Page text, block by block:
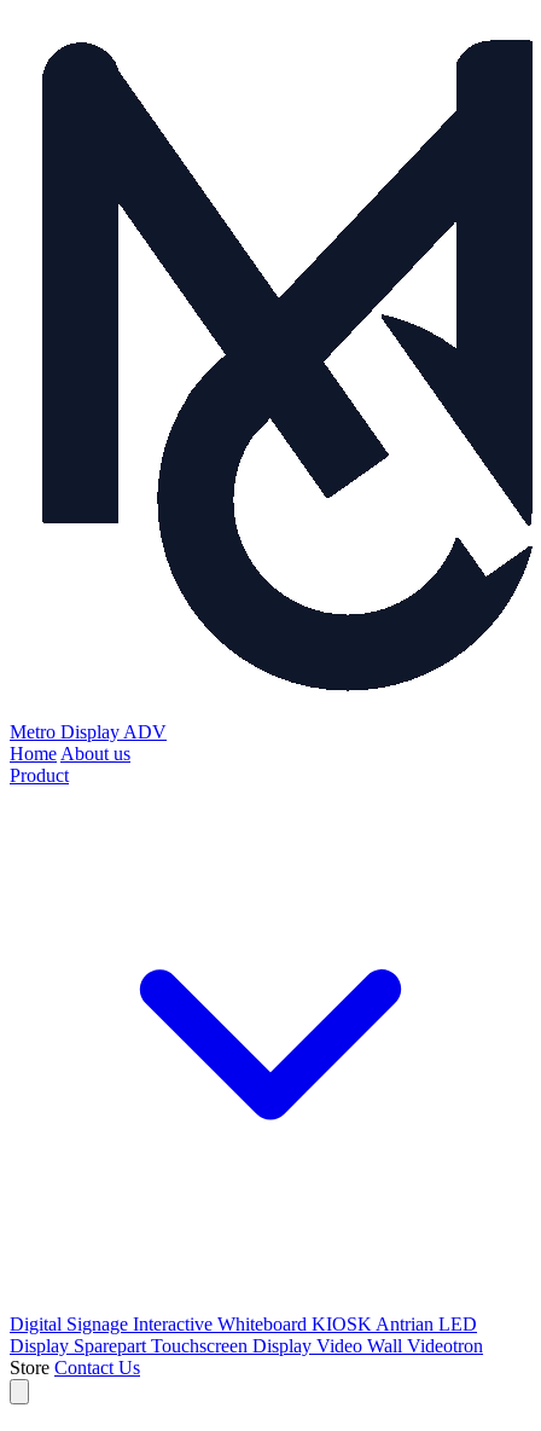
Metro Display ADV
Home About us
Product
Digital Signage Interactive Whiteboard KIOSK Antrian LED
Display Sparepart Touchscreen Display Video Wall Videotron
Store Contact Us